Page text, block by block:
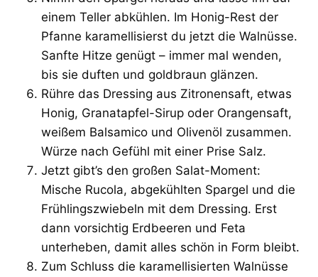
einem Teller abkühlen. Im Honig-Rest der
Pfanne karamellisierst du jetzt die Walnüsse.
Sanfte Hitze genügt – immer mal wenden,
bis sie duften und goldbraun glänzen.
Rühre das Dressing aus Zitronensaft, etwas
Honig, Granatapfel-Sirup oder Orangensaft,
weißem Balsamico und Olivenöl zusammen.
Würze nach Gefühl mit einer Prise Salz.
Jetzt gibt’s den großen Salat-Moment:
Mische Rucola, abgekühlten Spargel und die
Frühlingszwiebeln mit dem Dressing. Erst
dann vorsichtig Erdbeeren und Feta
unterheben, damit alles schön in Form bleibt.
Zum Schluss die karamellisierten Walnüsse